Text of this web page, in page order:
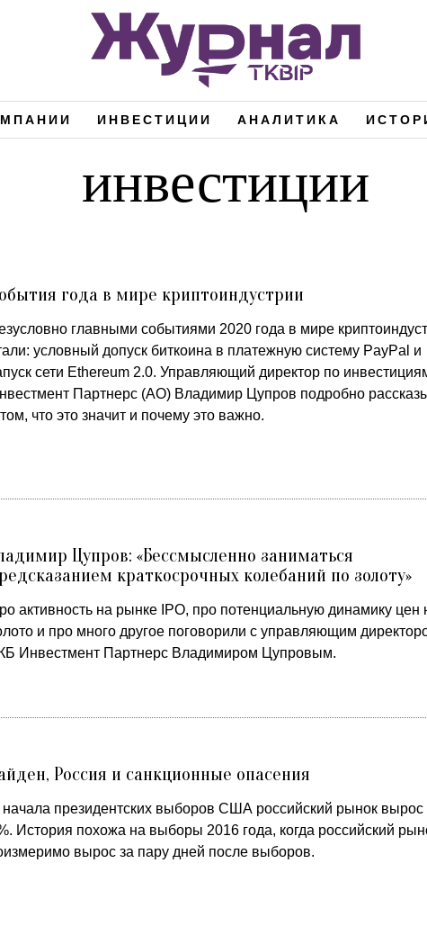
ИНВЕСТИЦИИ АНАЛИТИКА
инвестиции
года в мире криптоиндустрии
главными событиями 2020 года в мире
условный допуск биткоина в платежную систему PayPal и
сети Ethereum 2.0. Управляющий директор по
Партнерс (АО) Владимир Цупров подробно
что это значит и почему это важно.
Цупров: «Бессмысленно заниматься
краткосрочных колебаний по золоту»
активность на рынке IPO, про потенциальную динамику цен
и про много другое поговорили с управляющим
Инвестмент Партнерс Владимиром Цупровым.
Россия и санкционные опасения
президентских выборов США российский рынок вырос
История похожа на выборы 2016 года, когда российский
вырос за пару дней после выборов.